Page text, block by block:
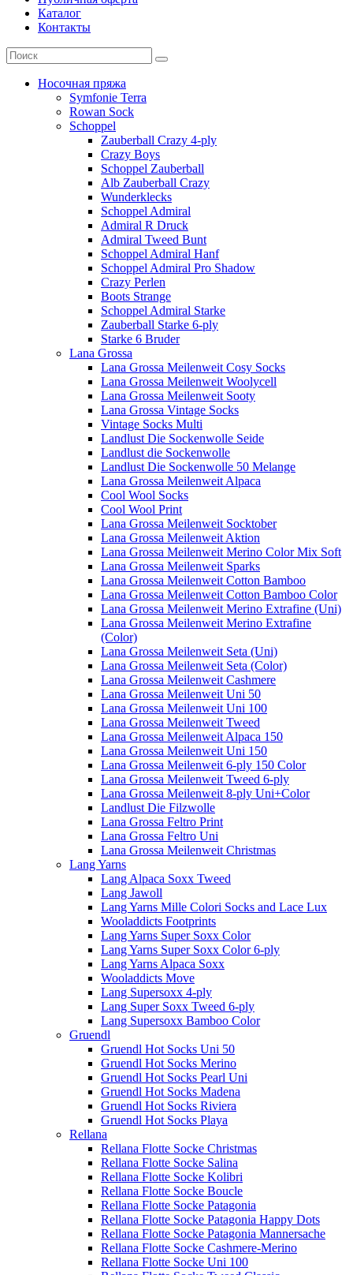
Каталог
Контакты
Носочная пряжа
Symfonie Terra
Rowan Sock
Schoppel
Zauberball Crazy 4-ply
Crazy Boys
Schoppel Zauberball
Alb Zauberball Crazy
Wunderklecks
Schoppel Admiral
Admiral R Druck
Admiral Tweed Bunt
Schoppel Admiral Hanf
Schoppel Admiral Pro Shadow
Crazy Perlen
Boots Strange
Schoppel Admiral Starke
Zauberball Starke 6-ply
Starke 6 Bruder
Lana Grossa
Lana Grossa Meilenweit Cosy Socks
Lana Grossa Meilenweit Woolycell
Lana Grossa Meilenweit Sooty
Lana Grossa Vintage Socks
Vintage Socks Multi
Landlust Die Sockenwolle Seide
Landlust die Sockenwolle
Landlust Die Sockenwolle 50 Melange
Lana Grossa Meilenweit Alpaca
Cool Wool Socks
Cool Wool Print
Lana Grossa Meilenweit Socktober
Lana Grossa Meilenweit Aktion
Lana Grossa Meilenweit Merino Color Mix Soft
Lana Grossa Meilenweit Sparks
Lana Grossa Meilenweit Cotton Bamboo
Lana Grossa Meilenweit Cotton Bamboo Color
Lana Grossa Meilenweit Merino Extrafine (Uni)
Lana Grossa Meilenweit Merino Extrafine
(Color)
Lana Grossa Meilenweit Seta (Uni)
Lana Grossa Meilenweit Seta (Color)
Lana Grossa Meilenweit Cashmere
Lana Grossa Meilenweit Uni 50
Lana Grossa Meilenweit Uni 100
Lana Grossa Meilenweit Tweed
Lana Grossa Meilenweit Alpaca 150
Lana Grossa Meilenweit Uni 150
Lana Grossa Meilenweit 6-ply 150 Color
Lana Grossa Meilenweit Tweed 6-ply
Lana Grossa Meilenweit 8-ply Uni+Color
Landlust Die Filzwolle
Lana Grossa Feltro Print
Lana Grossa Feltro Uni
Lana Grossa Meilenweit Christmas
Lang Yarns
Lang Alpaca Soxx Tweed
Lang Jawoll
Lang Yarns Mille Colori Socks and Lace Lux
Wooladdicts Footprints
Lang Yarns Super Soxx Color
Lang Yarns Super Soxx Color 6-ply
Lang Yarns Alpaca Soxx
Wooladdicts Move
Lang Supersoxx 4-ply
Lang Super Soxx Tweed 6-ply
Lang Supersoxx Bamboo Color
Gruendl
Gruendl Hot Socks Uni 50
Gruendl Hot Socks Merino
Gruendl Hot Socks Pearl Uni
Gruendl Hot Socks Madena
Gruendl Hot Socks Riviera
Gruendl Hot Socks Playa
Rellana
Rellana Flotte Socke Christmas
Rellana Flotte Socke Salina
Rellana Flotte Socke Kolibri
Rellana Flotte Socke Boucle
Rellana Flotte Socke Patagonia
Rellana Flotte Socke Patagonia Happy Dots
Rellana Flotte Socke Patagonia Mannersache
Rellana Flotte Socke Cashmere-Merino
Rellana Flotte Socke Uni 100